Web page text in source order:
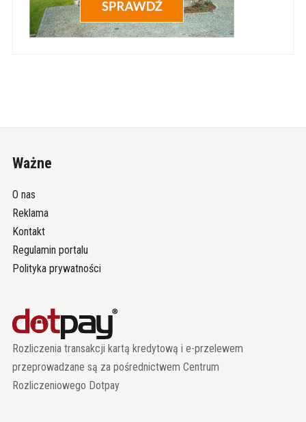
Ważne
O nas
Reklama
Kontakt
Regulamin portalu
Polityka prywatności
Rozliczenia transakcji kartą kredytową i e-przelewem
przeprowadzane są za pośrednictwem Centrum
Rozliczeniowego Dotpay